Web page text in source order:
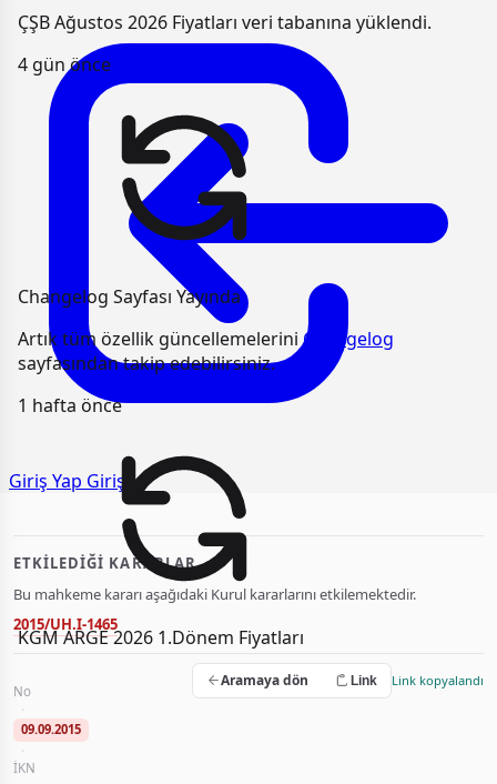
ÇŞB Ağustos 2026 Fiyatları veri tabanına yüklendi.
4 gün önce
Changelog Sayfası Yayında
Artık tüm özellik güncellemeleriniChangelog
sayfasından takip edebilirsiniz.
1 hafta önce
KGM ARGE 2026 1.Dönem Fiyatları
KGM ARGE 2026 1.Dönem Fiyatları veri tabanına
yüklendi.
2 hafta önce
Giriş Yap Giriş
ETKILEDIĞI KARARLAR
Bu mahkeme kararı aşağıdaki Kurul kararlarını etkilemektedir.
2015/UH.I-1465
TCDD 3. Bölge Müdürlüğü Yol Müdürlüğü Soma Savaştepe
No
·
09.09.2015
·
İKN
Aramaya dön Link Link kopyalandı